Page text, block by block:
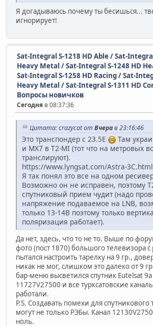
Я догадываюсь почему ты бесишься...
игнорирует!
Sat-Integral S-1218 HD Able / Sat-
Heavy Metal / Sat-Integral S-1248 HD
Sat-Integral S-1258 HD Racing / Sat-
Heavy Metal / Sat-Integral S-1311 HD
Вопросы новичков
Сегодня в 08:37:36
Цитата: crazycat от Вчерав 23:16:46
Это транспондер с 23.5E
Там
и MX7 в T2-MI (тот что на метровых
транслируют).
https://www.lyngsat.com/Astra-3C.html
Я так понял это все на одном
Возможно он не исправен, поэтому
спутниковый прием чудит (надо
напряжение подаваемое на LNB,
только 13-14В поэтому только
поляризация работает).
Да нет, здесь, что то не то. Выше по
фото (пост 1870) большого телевизора
пытался настроить тарелку на 9 гр.,
никак не мог, слишком это далеко от 9
бар-меню высветился спутник Eutelsat 9a
11727V27500 и все турксатовские
работали.
P.S. Создавать помехи для
могут не только РЭБы. Канал
ноль.